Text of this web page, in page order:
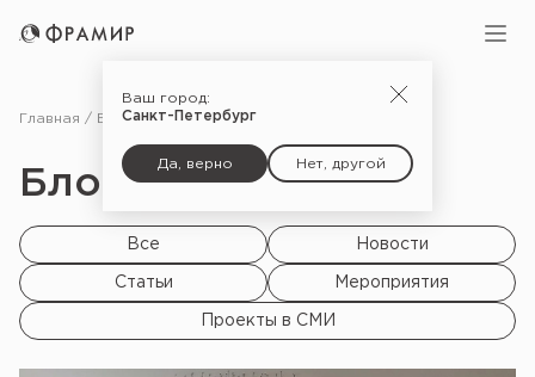
Ваш город:
Санкт-Петербург
Да, верно Нет, другой
Главная Блог
Блог |
Все Новости
Статьи Мероприятия
Проекты в СМИ